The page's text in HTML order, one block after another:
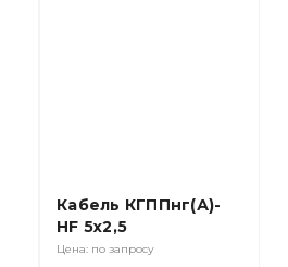
Кабель КГППнг(А)-
HF 5х2,5
Цена: по запросу